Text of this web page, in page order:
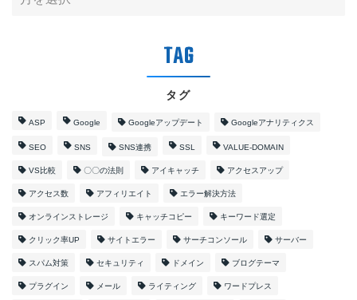
タグ
ASP Google Googleアップデート Googleアナリティクス
SEO SNS SNS連携 SSL VALUE-DOMAIN
VS比較 〇〇の法則 アイキャッチ アクセスアップ
アクセス数 アフィリエイト エラー解決方法
オンラインストレージ キャッチコピー キーワード選定
クリック率UP サイトエラー サーチコンソール サーバー
スパム対策 セキュリティ ドメイン ブログテーマ
プラグイン メール ライティング ワードプレス